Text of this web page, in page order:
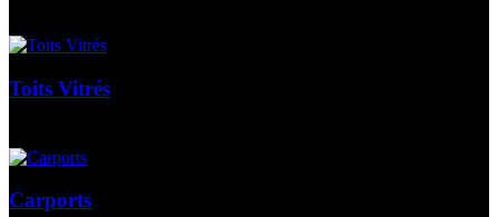
Toits Vitrés
Carports